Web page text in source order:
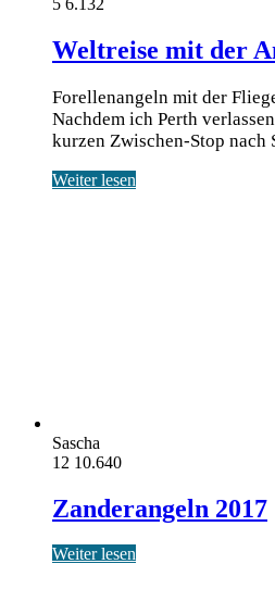
Weltreise mit der
Forellenangeln mit der
Nach­dem ich Perth
kur­zen Zwi­schen-Stop nach
Weiter lesen
Sascha
12 10.640
Zanderangeln 2017
Weiter lesen